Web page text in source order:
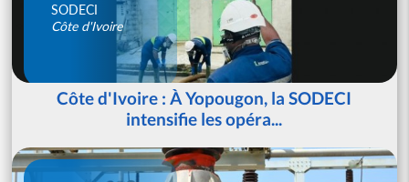
SODECI
Côte d'Ivoire
Côte d'Ivoire : À Yopougon, la SODECI
intensifie les opéra...